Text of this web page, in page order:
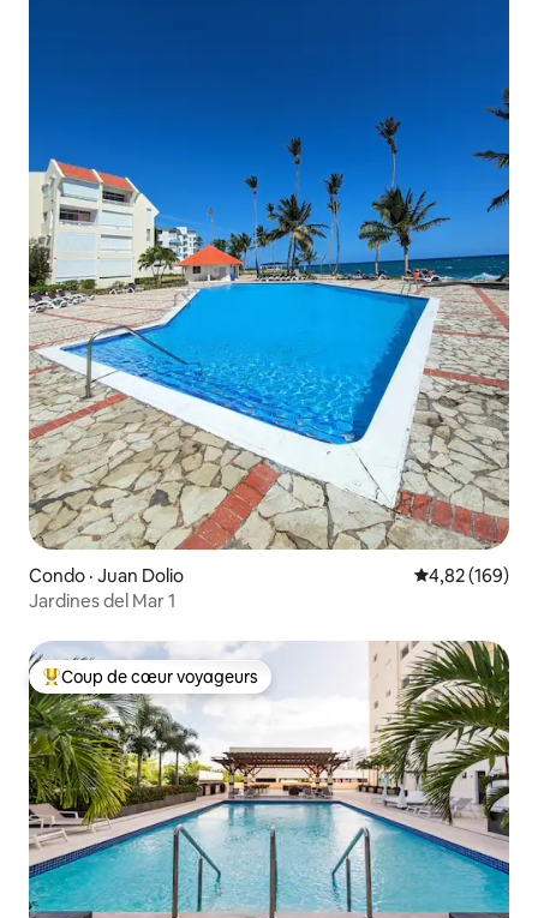
Condo · Juan Dolio Note
4,82 (169)
Jardines del Mar 1
Coup de cœur voyageurs parmi les plus aimés
Coup de cœur voyageurs